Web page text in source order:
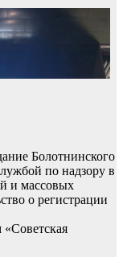
Болотнинского
по надзору в
и массовых
о регистрации